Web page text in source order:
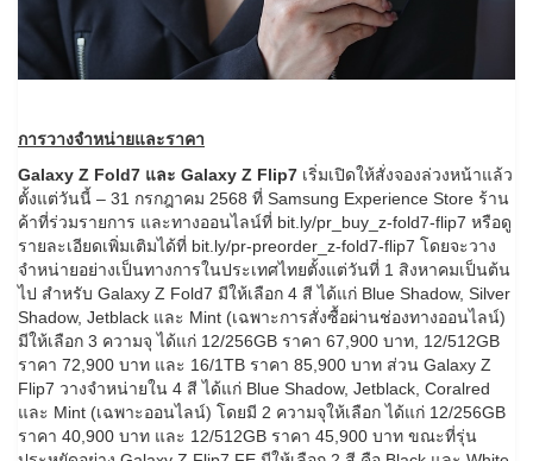
การวางจำหน่ายและราคา
Galaxy Z Fold7 และ Galaxy Z Flip7 เริ่มเปิดให้สั่งจองล่วงหน้าแล้ว
ตั้งแต่วันนี้ – 31 กรกฎาคม 2568 ที่ Samsung Experience Store ร้าน
ค้าที่ร่วมรายการ และทางออนไลน์ที่ bit.ly/pr_buy_z-fold7-flip7 หรือดู
รายละเอียดเพิ่มเติมได้ที่ bit.ly/pr-preorder_z-fold7-flip7 โดยจะวาง
จำหน่ายอย่างเป็นทางการในประเทศไทยตั้งแต่วันที่ 1 สิงหาคมเป็นต้น
ไป สำหรับ Galaxy Z Fold7 มีให้เลือก 4 สี ได้แก่ Blue Shadow, Silver
Shadow, Jetblack และ Mint (เฉพาะการสั่งซื้อผ่านช่องทางออนไลน์)
มีให้เลือก 3 ความจุ ได้แก่ 12/256GB ราคา 67,900 บาท, 12/512GB
ราคา 72,900 บาท และ 16/1TB ราคา 85,900 บาท ส่วน Galaxy Z
Flip7 วางจำหน่ายใน 4 สี ได้แก่ Blue Shadow, Jetblack, Coralred
และ Mint (เฉพาะออนไลน์) โดยมี 2 ความจุให้เลือก ได้แก่ 12/256GB
ราคา 40,900 บาท และ 12/512GB ราคา 45,900 บาท ขณะที่รุ่น